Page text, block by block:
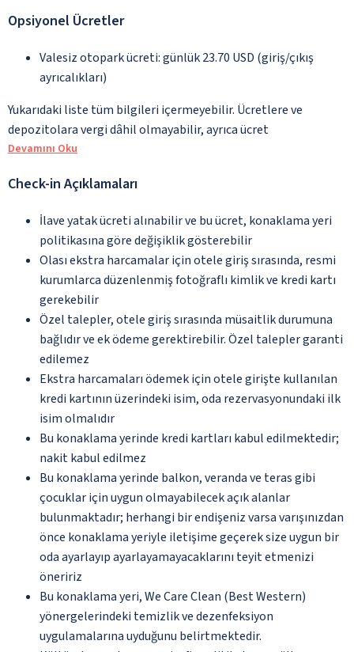
Opsiyonel Ücretler
Valesiz otopark ücreti: günlük 23.70 USD (giriş/çıkış
ayrıcalıkları)
Yukarıdaki liste tüm bilgileri içermeyebilir. Ücretlere ve
depozitolara vergi dâhil olmayabilir, ayrıca ücret
Devamını Oku
Check-in Açıklamaları
İlave yatak ücreti alınabilir ve bu ücret, konaklama yeri
politikasına göre değişiklik gösterebilir
Olası ekstra harcamalar için otele giriş sırasında, resmi
kurumlarca düzenlenmiş fotoğraflı kimlik ve kredi kartı
gerekebilir
Özel talepler, otele giriş sırasında müsaitlik durumuna
bağlıdır ve ek ödeme gerektirebilir. Özel talepler garanti
edilemez
Ekstra harcamaları ödemek için otele girişte kullanılan
kredi kartının üzerindeki isim, oda rezervasyonundaki ilk
isim olmalıdır
Bu konaklama yerinde kredi kartları kabul edilmektedir;
nakit kabul edilmez
Bu konaklama yerinde balkon, veranda ve teras gibi
çocuklar için uygun olmayabilecek açık alanlar
bulunmaktadır; herhangi bir endişeniz varsa varışınızdan
önce konaklama yeriyle iletişime geçerek size uygun bir
oda ayarlayıp ayarlayamayacaklarını teyit etmenizi
öneririz
Bu konaklama yeri, We Care Clean (Best Western)
yönergelerindeki temizlik ve dezenfeksiyon
uygulamalarına uyduğunu belirtmektedir.